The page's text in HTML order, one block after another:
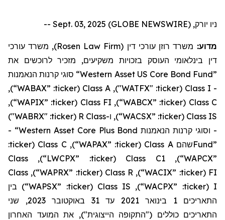
ניו יורק, Sept. 03, 2025 (GLOBE NEWSWIRE) --
מדוע: משרד רוזן עורכי דין (Rosen Law Firm), משרד עורכי
דין בינלאומי העוסק בזכויות משקיעים, מזכיר לרוכשים את
“Western Asset US Core Bond Fund” סוגי קרנות הנאמנות
-
Class I
(
ticker
: "WATFX"),
Class A
(
ticker
:
“WABAX”
),
Class C
(
ticker
:
“WABCX”
),
Class FI
(
ticker
:
“WAPIX”
),
Class IS
(
ticker
:
“WACSX”
), ו-Class
ticker
: "WABRX")
- וסוגי קרנות הנאמנות - “Western Asset Core Plus Bond
Fund”שהםClass A
(
ticker
:
“WAPAX”
),
Class C
(
ticker
:
“WAPCX”
),
Class C1
(
ticker
:
“LWCPX”
),
Class
FI
(
ticker
:
“WACIX”
),
Class R
(
ticker
:
“WAPRX”
),
Class
I
(
ticker
:
“WACPX”
),
Class IS
(
ticker
:
“WAPSX”
) בין
התאריכים1 בינואר 2021 עד31 באוקטובר 2023, שני
התאריכים כוללים ("התקופה הייצוגית"), את המועד האחרון